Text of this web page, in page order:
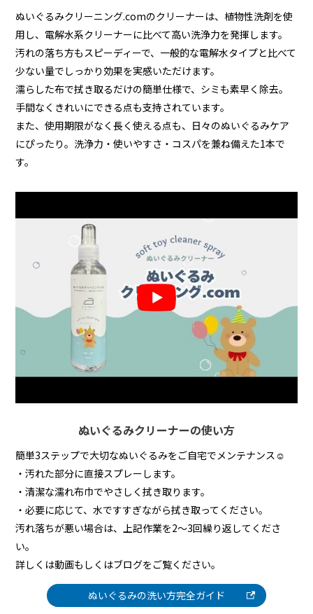
ぬいぐるみクリーニング.comのクリーナーは、植物性洗剤を使
用し、電解水系クリーナーに比べて高い洗浄力を発揮します。
汚れの落ち方もスピーディーで、一般的な電解水タイプと比べて
少ない量でしっかり効果を実感いただけます。
濡らした布で拭き取るだけの簡単仕様で、シミも素早く除去。
手間なくきれいにできる点も支持されています。
また、使用期限がなく長く使える点も、日々のぬいぐるみケア
にぴったり。洗浄力・使いやすさ・コスパを兼ね備えた1本で
す。
ぬいぐるみクリーナーの使い方
簡単3ステップで大切なぬいぐるみをご自宅でメンテナンス☺
・汚れた部分に直接スプレーします。
・清潔な濡れ布巾でやさしく拭き取ります。
・必要に応じて、水ですすぎながら拭き取ってください。
汚れ落ちが悪い場合は、上記作業を2～3回繰り返してくださ
い。
詳しくは動画もしくはブログをご覧ください。
ぬいぐるみの洗い方完全ガイド